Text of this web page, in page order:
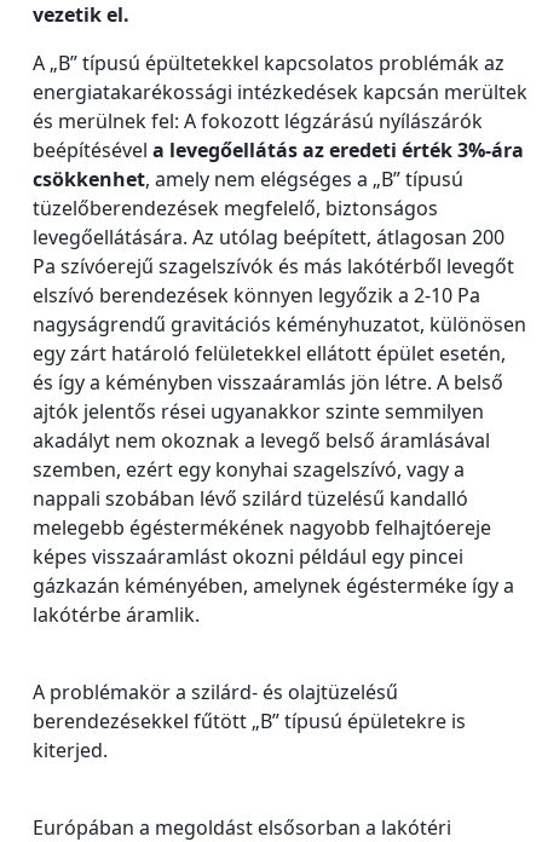
vezetik el.
A „B” típusú épültetekkel kapcsolatos problémák az
energiatakarékossági intézkedések kapcsán merültek
és merülnek fel: A fokozott légzárású nyílászárók
beépítésével a levegőellátás az eredeti érték 3%-ára
csökkenhet, amely nem elégséges a „B” típusú
tüzelőberendezések megfelelő, biztonságos
levegőellátására. Az utólag beépített, átlagosan 200
Pa szívóerejű szagelszívók és más lakótérből levegőt
elszívó berendezések könnyen legyőzik a 2-10 Pa
nagyságrendű gravitációs kéményhuzatot, különösen
egy zárt határoló felületekkel ellátott épület esetén,
és így a kéményben visszaáramlás jön létre. A belső
ajtók jelentős rései ugyanakkor szinte semmilyen
akadályt nem okoznak a levegő belső áramlásával
szemben, ezért egy konyhai szagelszívó, vagy a
nappali szobában lévő szilárd tüzelésű kandalló
melegebb égéstermékének nagyobb felhajtóereje
képes visszaáramlást okozni például egy pincei
gázkazán kéményében, amelynek égésterméke így a
lakótérbe áramlik.
A problémakör a szilárd- és olajtüzelésű
berendezésekkel fűtött „B” típusú épületekre is
kiterjed.
Európában a megoldást elsősorban a lakótéri